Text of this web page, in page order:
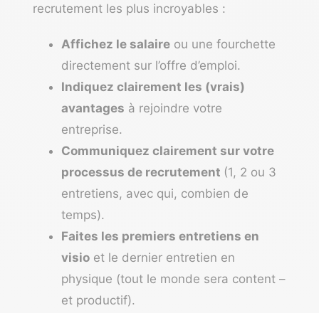
recrutement les plus incroyables :
Affichez le salaire ou une fourchette
directement sur l’offre d’emploi.
Indiquez clairement les (vrais)
avantages à rejoindre votre
entreprise.
Communiquez clairement sur votre
processus de recrutement (1, 2 ou 3
entretiens, avec qui, combien de
temps).
Faites les premiers entretiens en
visio et le dernier entretien en
physique (tout le monde sera content –
et productif).